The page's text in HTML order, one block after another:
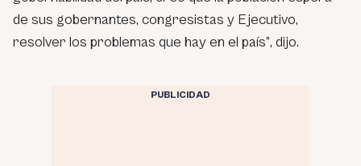
de sus gobernantes, congresistas y Ejecutivo,
resolver los problemas que hay en el país”, dijo.
PUBLICIDAD